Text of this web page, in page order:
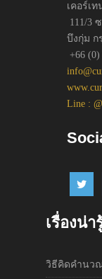
เคอร์เ
111/3
บึงกุ่ม ก
+66 (0)
Line :
เรื่องน่
วิธีคิดคำนว